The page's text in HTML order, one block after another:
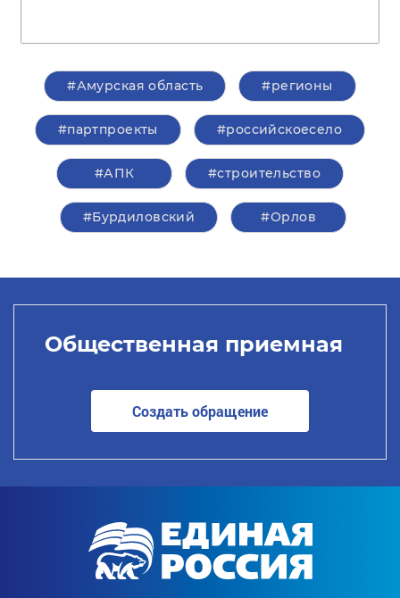
#Амурская область #регионы
#партпроекты #российскоесело
#АПК #строительство
#Бурдиловский #Орлов
Общественная приемная
Создать обращение